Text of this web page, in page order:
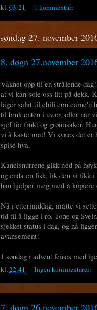
kl.03:21 1 kommentar:
søndag 27. november
8. døgn 27.november
Våknet opp til en strålende
at vi kan sole oss litt på dekk.
lager salat til chili con carne'n
til bruk enten i uvær, eller når
sjef for frukt og grønnsaker.
vi å kaste mat! Vi synes det er
spise hva.
Kanelsnurrene gikk ned på
og enda en fisk, lik den vi fikk
han hjelper meg med å
Nå i ettermiddag, måtte vi
tid til å ligge i ro. Tone og
sjekket status i dag, og nå
avansement!
1.søndag i advent feires med
kl.22:41 Ingen kommentarer: